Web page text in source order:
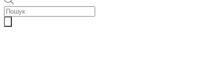
Пошук
товарів